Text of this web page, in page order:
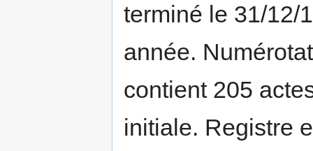
terminé le 31/12/
année.
contient 205
initiale. Registre